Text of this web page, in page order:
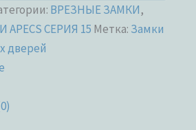
ВРЕЗНЫЕ ЗАМКИ,
СЕРИЯ 15 Метка: Замки
дверей